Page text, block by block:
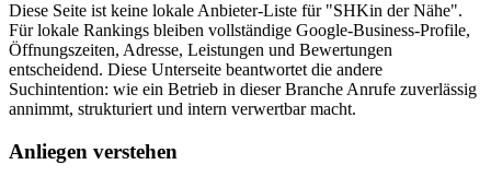
Diese Seite ist keine lokale Anbieter-Liste für "SHKin der Nähe".
Für lokale Rankings bleiben vollständige Google-Business-Profile,
Öffnungszeiten, Adresse, Leistungen und Bewertungen
entscheidend. Diese Unterseite beantwortet die andere
Suchintention: wie ein Betrieb in dieser Branche Anrufe zuverlässig
annimmt, strukturiert und intern verwertbar macht.
Anliegen verstehen